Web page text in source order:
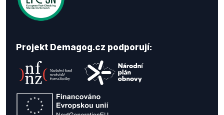
Projekt Demagog.cz podporují: